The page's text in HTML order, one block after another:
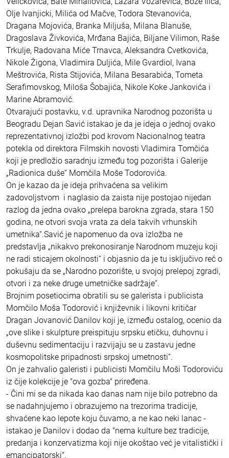
Olje Ivanjicki, Milića od Mačve, Todora Stevanovića,
Dragana Mojovića, Branka Miljuša, Milana Blanuše,
Dragoslava Živkovića, Mrđana Bajića, Biljane Vilimon, Raše
Trkulje, Radovana Miće Trnavca, Aleksandra Cvetkovića,
Nikole Žigona, Vladimira Duljića, Mile Gvardiol, Ivana
Meštrovića, Rista Stijovića, Milana Besarabića, Tometa
Serafimovskog, Miloša Šobajića, Nikole Koke Jankovića i
Marine Abramović.
Otvarajući postavku, v.d. upravnika Narodnog pozorišta u
Beogradu Dejan Savić istakao je da je ideja o jednoj ovako
reprezentativnoj izložbi pod krovom Nacionalnog teatra
potekla od direktora Filmskih novosti Vladimira Tomčića
koji je predložio saradnju između tog pozorišta i Galerije
„Radionica duše“ Momčila Moše Todorovića.
On je kazao da je ideja prihvaćena sa velikim
zadovoljstvom i naglasio da zaista nije postojao nijedan
razlog da jedna ovako „prelepa barokna zgrada, stara 150
godina, ne otvori svoja vrata za dela takvih vrhunskih
umetnika“.Savić je napomenuo da ova izložba ne
predstavlja „nikakvo prekonosiranje Narodnom muzeju koji
ne radi sticajem okolnosti“ i objasnio da je tu isključivo reč o
pokušaju da se „Narodno pozorište, u svojoj prelepoj zgradi,
otvori i za neke druge umetničke sadržaje“.
Brojnim posetiocima obratili su se galerista i publicista
Momčilo Moša Todorović i književnik i likovni kritičar
Dragan Jovanović Danilov koji je, između ostalog, ocenio da
„ove slike i skulpture preispituju srpsku etičku, duhovnu i
duševnu sedimentaciju i razvijaju se u zastavu jedne
kosmopolitske pripadnosti srpskoj umetnosti“.
On je zahvalio galeristi i publicisti Momčilu Moši Todoroviću
iz čije kolekcije je "ova gozba" priređena.
- Čini mi se da nikada kao danas nam nije bilo potrebno da
se nadahnjujemo i obrazujemo na trezorima tradicije,
shvaćene kao lepote koju čuvamo, a ne kao neki lanac -
istakao je Danilov i dodao da "nema kulture bez tradicije,
predanja i konzervatizma koji nije okoštao već je vitalistički i
emancipatorski".